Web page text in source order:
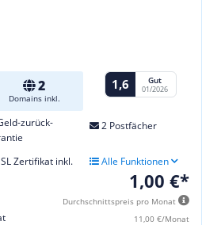
2
Domains inkl.
1,6 Gut
01/2026
zurück-
2 Postfächer
Zertifikat inkl. Alle Funktionen
1,00 €*
Durchschnittspreis pro Monat
11,00 €/Monat